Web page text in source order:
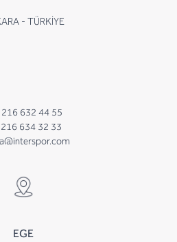
- TÜRKİYE
216 632 44 55
216 634 32 33
EGE